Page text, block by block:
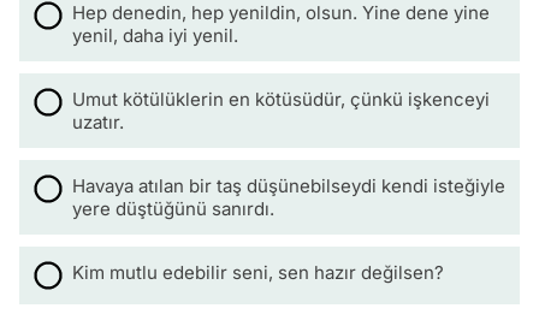
Hep denedin, hep yenildin, olsun. Yine dene yine
yenil, daha iyi yenil.
Umut kötülüklerin en kötüsüdür, çünkü işkenceyi
uzatır.
Havaya atılan bir taş düşünebilseydi kendi isteğiyle
yere düştüğünü sanırdı.
Kim mutlu edebilir seni, sen hazır değilsen?